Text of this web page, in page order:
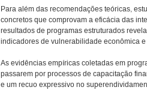
Para além das recomendações teóricas,
concretos que comprovam a eficácia das
resultados de programas estruturados
indicadores de vulnerabilidade econômica
As evidências empíricas coletadas em
passarem por processos de capacitação
e um recuo expressivo no